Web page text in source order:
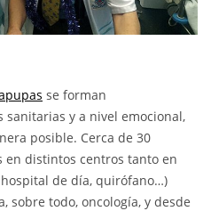
se forman
y a nivel emocional,
posible. Cerca de 30
en distintos centros tanto en
de día, quirófano…)
sobre todo, oncología, y desde